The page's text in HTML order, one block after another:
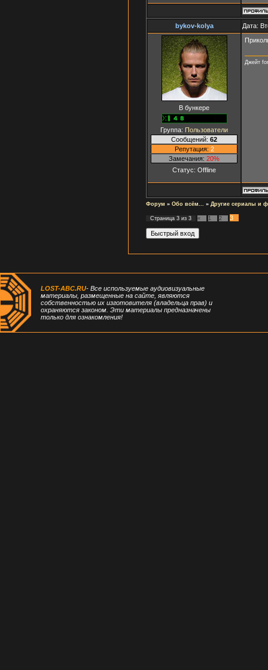
bykov-kolya Дата:
В бункере
Группа: Пользователи
Сообщений: 62
Репутация: 2
Замечания: 20%
Статус: Offline
Джейт
Форум » Обо всём... » Другие сериалы и
Страница 3 из 3 « 1 2 3
LOST-ABC.RU- Все используемые аудиовизуальные
материалы, размещенные на сайте, являются
собственностью их изготовителя (владельца прав) и
охраняются законом. Эти материалы предназначены
только для ознакомления!